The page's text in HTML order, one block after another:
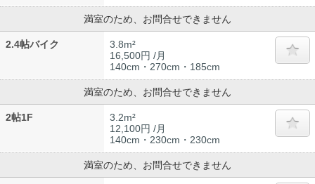
満室のため、お問合せできません
2.4帖バイク
3.8m²
16,500円 /月
140cm・270cm・185cm
満室のため、お問合せできません
2帖1F
3.2m²
12,100円 /月
140cm・230cm・230cm
満室のため、お問合せできません